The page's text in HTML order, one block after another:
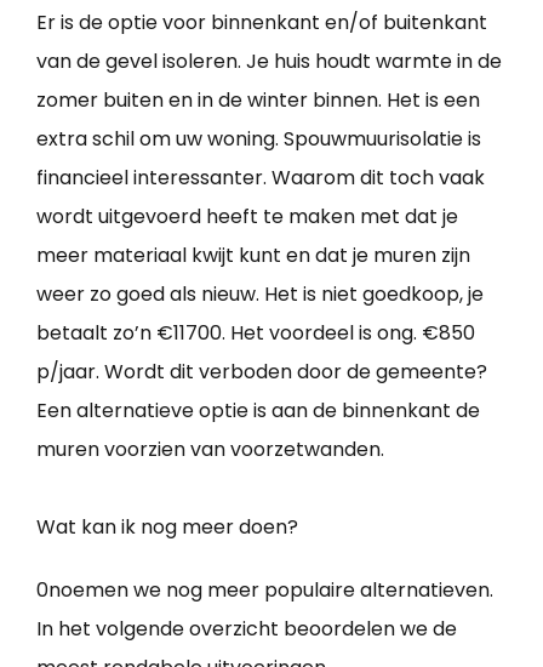
Er is de optie voor binnenkant en/of buitenkant
van de gevel isoleren. Je huis houdt warmte in de
zomer buiten en in de winter binnen. Het is een
extra schil om uw woning. Spouwmuurisolatie is
financieel interessanter. Waarom dit toch vaak
wordt uitgevoerd heeft te maken met dat je
meer materiaal kwijt kunt en dat je muren zijn
weer zo goed als nieuw. Het is niet goedkoop, je
betaalt zo’n €11700. Het voordeel is ong. €850
p/jaar. Wordt dit verboden door de gemeente?
Een alternatieve optie is aan de binnenkant de
muren voorzien van voorzetwanden.
Wat kan ik nog meer doen?
0noemen we nog meer populaire alternatieven.
In het volgende overzicht beoordelen we de